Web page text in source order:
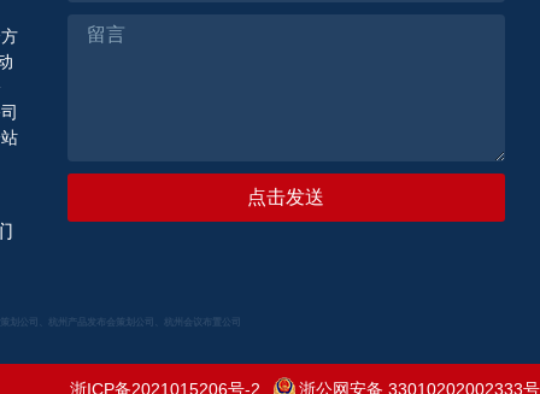
点击发送
公司、杭州产品发布会策划公司、杭州会议布置公司
浙ICP备2021015206号-2 浙公网安备 33010202002333号